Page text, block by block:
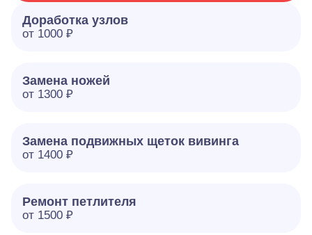
Доработка узлов
от 1000 ₽
Замена ножей
от 1300 ₽
Замена подвижных щеток вивинга
от 1400 ₽
Ремонт петлителя
от 1500 ₽